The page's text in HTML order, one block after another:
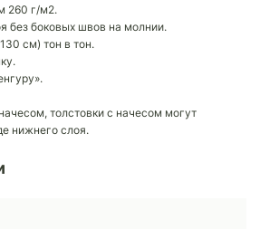
260 г/м2.
без боковых швов на молнии.
см) тон в тон.
толстовки с начесом могут
нижнего слоя.